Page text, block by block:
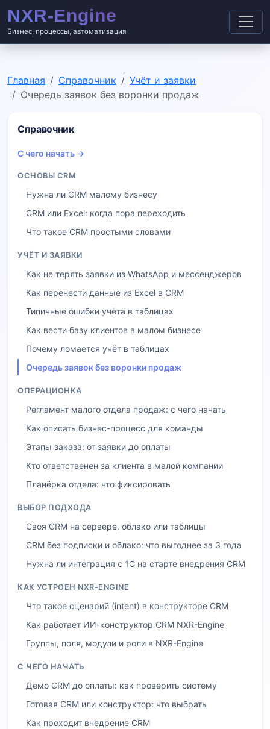
Бизнес, процессы, автоматизация
Главная Справочник
Учёт и заявки
Очередь заявок без воронки продаж
Справочник
С чего начать →
ОСНОВЫ CRM
Нужна ли CRM малому бизнесу
CRM или Excel: когда пора переходить
Что такое CRM простыми словами
УЧЁТ И ЗАЯВКИ
Как не терять заявки из WhatsApp и мессенджеров
Как перенести данные из Excel в CRM
Типичные ошибки учёта в таблицах
Как вести базу клиентов в малом бизнесе
Почему ломается учёт в таблицах
Очередь заявок без воронки продаж
ОПЕРАЦИОНКА
Регламент малого отдела продаж: с чего начать
Как описать бизнес-процесс для команды
Этапы заказа: от заявки до оплаты
Кто ответственен за клиента в малой компании
Планёрка отдела: что фиксировать
ВЫБОР ПОДХОДА
Своя CRM на сервере, облако или таблицы
CRM без подписки и облако: что выгоднее за 3 года
Нужна ли интеграция с 1С на старте внедрения CRM
КАК УСТРОЕН NXR-ENGINE
Что такое сценарий (intent) в конструкторе CRM
Как работает ИИ-конструктор CRM NXR-Engine
Группы, поля, модули и роли в NXR-Engine
С ЧЕГО НАЧАТЬ
Демо CRM до оплаты: как проверить систему
Готовая CRM или конструктор: что выбрать
Как проходит внедрение CRM